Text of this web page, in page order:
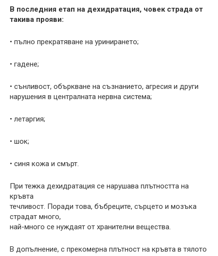
В последния етап на дехидратация, човек страда от
такива прояви:
• пълно прекратяване на уринирането;
• гадене;
• сънливост, объркване на съзнанието, агресия и други
нарушения в централната нервна система;
• летаргия;
• шок;
• синя кожа и смърт.
При тежка дехидратация се нарушава плътността на
кръвта
течливост. Поради това, бъбреците, сърцето и мозъка
страдат много,
най-много се нуждаят от хранителни вещества.
В допълнение, с прекомерна плътност на кръвта в тялото